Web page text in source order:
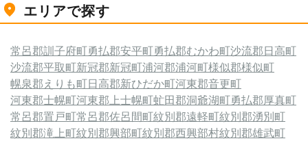
エリアで探す
常呂郡訓子府町勇払郡安平町勇払郡むかわ町沙流郡日高町
沙流郡平取町新冠郡新冠町浦河郡浦河町様似郡様似町
幌泉郡えりも町日高郡新ひだか町河東郡音更町
河東郡士幌町河東郡上士幌町虻田郡洞爺湖町勇払郡厚真町
常呂郡置戸町常呂郡佐呂間町紋別郡遠軽町紋別郡湧別町
紋別郡滝上町紋別郡興部町紋別郡西興部村紋別郡雄武町